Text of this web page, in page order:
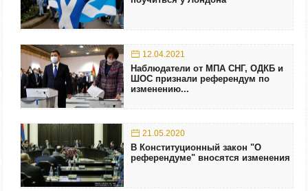
12.04.2021
Наблюдатели от МПА СНГ, ОДКБ и
ШОС признали референдум по
изменению...
21.05.2020
В Конституционный закон "О
референдуме" вносятся изменения